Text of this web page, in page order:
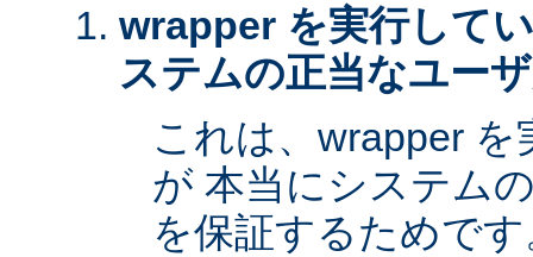
wrapper を実行して
ステムの正当なユー
これは、wrapper
が 本当にシステム
を保証するためで